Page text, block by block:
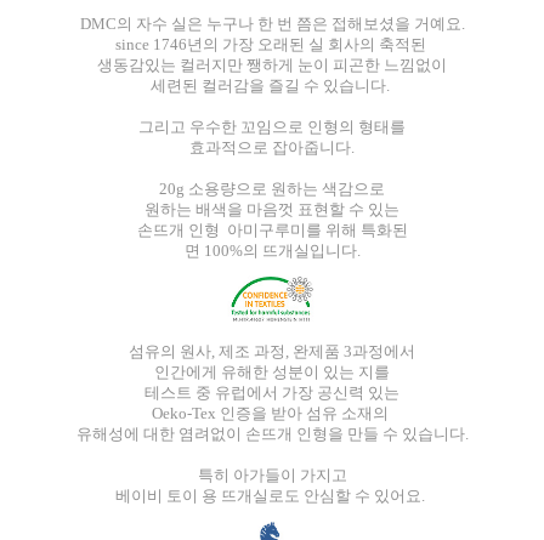
DMC의 자수 실은 누구나 한 번 쯤은 접해보셨을 거예요.
since 1746년의 가장 오래된 실 회사의 축적된
생동감있는 컬러지만 쨍하게 눈이 피곤한 느낌없이
세련된 컬러감을 즐길 수 있습니다.
그리고 우수한 꼬임으로 인형의 형태를
효과적으로 잡아줍니다.
20g 소용량으로 원하는 색감으로
원하는 배색을 마음껏 표현할 수 있는
손뜨개 인형 아미구루미를 위해 특화된
면 100%의 뜨개실입니다.
섬유의 원사, 제조 과정, 완제품 3과정에서
인간에게 유해한 성분이 있는 지를
테스트 중 유럽에서 가장 공신력 있는
Oeko-Tex 인증을 받아 섬유 소재의
유해성에 대한 염려없이 손뜨개 인형을 만들 수 있습니다.
특히 아가들이 가지고
베이비 토이 용 뜨개실로도 안심할 수 있어요.